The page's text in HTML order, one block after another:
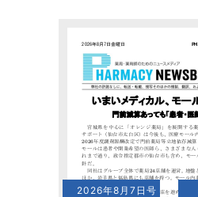
2026年8月7日号